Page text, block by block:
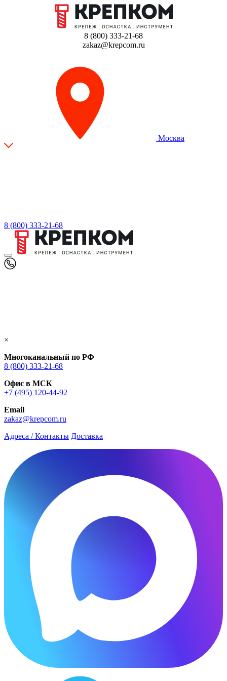
8 (800) 333-21-68
zakaz@krepcom.ru
Москва
8 (800) 333-21-68
×
Многоканальный по РФ
8 (800) 333‑21-68
Офис в МСК
+7 (495) 120-44-92
Email
zakaz@krepcom.ru
Адреса / Контакты Доставка